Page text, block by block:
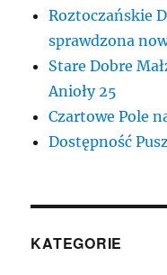
Roztoczańskie
sprawdzona
Stare Dobre
Anioły 25
Czartowe Pole
Dostępność
KATEGORIE